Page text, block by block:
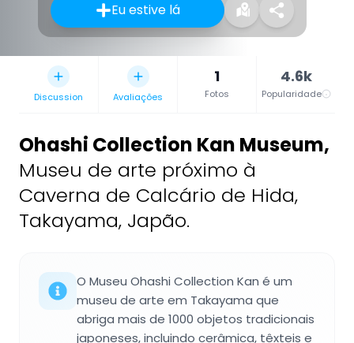
Eu estive lá
Discussion Avaliações
1
Fotos
4.6k
Popularidade
Ohashi Collection Kan Museum,
Museu de arte próximo à
Caverna de Calcário de Hida,
Takayama, Japão.
O Museu Ohashi Collection Kan é um
museu de arte em Takayama que
abriga mais de 1000 objetos tradicionais
japoneses, incluindo cerâmica, têxteis e